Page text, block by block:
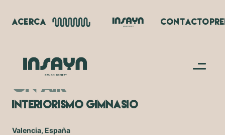
ACERCA CONTACTO
ON AIR
Interiorismo Gimnasio
Valencia, España